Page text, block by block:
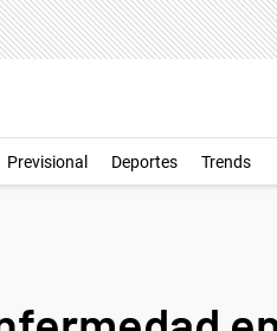
Previsional Deportes Trends